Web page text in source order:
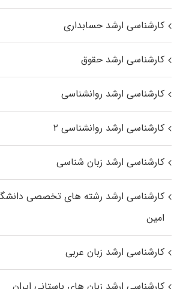
کارشناسی ارشد حسابداری
کارشناسی ارشد حقوق
کارشناسی ارشد روانشناسی
کارشناسی ارشد روانشناسی ۲
کارشناسی ارشد زبان شناسی
کارشناسی ارشد رﺷﺘﻪ ﻫﺎی تخصصی
اﻣﻴﻦ
کارشناسی ارشد زبان عربی